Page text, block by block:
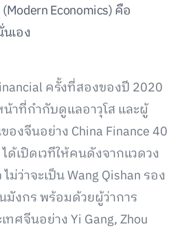
Economics) คือ
เอง
ครั้งที่สองของปี 2020
าที่กำกับดูแลอาวุโส และผู้
องจีนอย่าง China Finance 40
ด้เปิดเวทีให้คนดังจากแวดวง
ม่ว่าจะเป็น Wang Qishan รอง
งกร พร้อมด้วยผู้ว่าการ
ศจีนอย่าง Yi Gang, Zhou